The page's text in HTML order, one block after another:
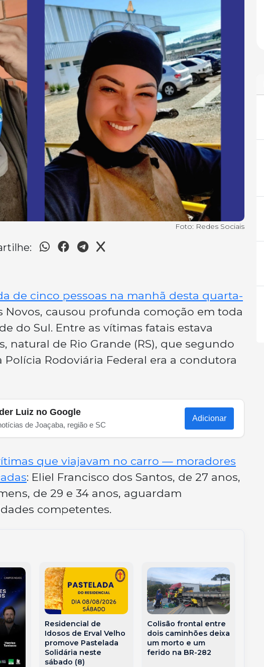
Foto: Redes Sociais
de cinco pessoas na manhã desta quarta-
Novos, causou profunda comoção em toda
do Sul. Entre as vítimas fatais estava
natural de Rio Grande (RS), que segundo
Rodoviária Federal era a condutora
Luiz no Google
de Joaçaba, região e SC
Adicionar
que viajavam no carro — moradores
: Eliel Francisco dos Santos, de 27 anos,
de 29 e 34 anos, aguardam
competentes.
Residencial de
Idosos de Erval Velho
promove Pastelada
Solidária neste
sábado (8)
Colisão frontal entre
dois caminhões deixa
um morto e um
ferido na BR-282